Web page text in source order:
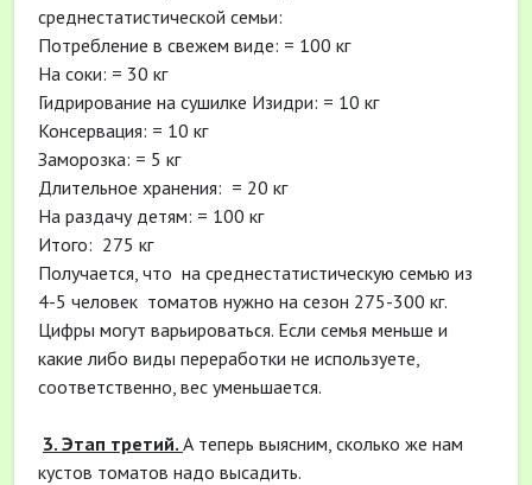
среднестатистической семьи:
Потребление в свежем виде: = 100 кг
На соки: = 30 кг
Гидрирование на сушилке Изидри: = 10 кг
Консервация: = 10 кг
Заморозка: = 5 кг
Длительное хранения: = 20 кг
На раздачу детям: = 100 кг
Итого: 275 кг
Получается, что на среднестатистическую семью из
4-5 человек томатов нужно на сезон 275-300 кг.
Цифры могут варьироваться. Если семья меньше и
какие либо виды переработки не используете,
соответственно, вес уменьшается.
3. Этап третий. А теперь выясним, сколько же нам
кустов томатов надо высадить.